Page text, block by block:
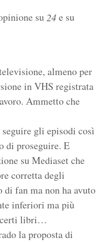
su24e su
almeno per
in VHS registrata
Ammetto che
gli episodi così
di proseguire. E
su Mediaset che
corretta degli
fan ma non ha avuto
inferiori ma più
certi libri…
la proposta di